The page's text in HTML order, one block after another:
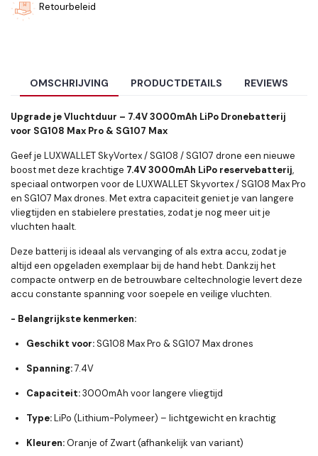
Retourbeleid
OMSCHRIJVING PRODUCTDETAILS REVIEWS
Upgrade je Vluchtduur – 7.4V 3000mAh LiPo Dronebatterij
voor SG108 Max Pro & SG107 Max
Geef je LUXWALLET SkyVortex / SG108 / SG107 drone een nieuwe
boost met deze krachtige 7.4V 3000mAh LiPo reservebatterij,
speciaal ontworpen voor de LUXWALLET Skyvortex / SG108 Max Pro
en SG107 Max drones. Met extra capaciteit geniet je van langere
vliegtijden en stabielere prestaties, zodat je nog meer uit je
vluchten haalt.
Deze batterij is ideaal als vervanging of als extra accu, zodat je
altijd een opgeladen exemplaar bij de hand hebt. Dankzij het
compacte ontwerp en de betrouwbare celtechnologie levert deze
accu constante spanning voor soepele en veilige vluchten.
- Belangrijkste kenmerken:
Geschikt voor:SG108 Max Pro & SG107 Max drones
Spanning:7.4V
Capaciteit:3000mAh voor langere vliegtijd
Type:LiPo (Lithium-Polymeer) – lichtgewicht en krachtig
Kleuren:Oranje of Zwart (afhankelijk van variant)